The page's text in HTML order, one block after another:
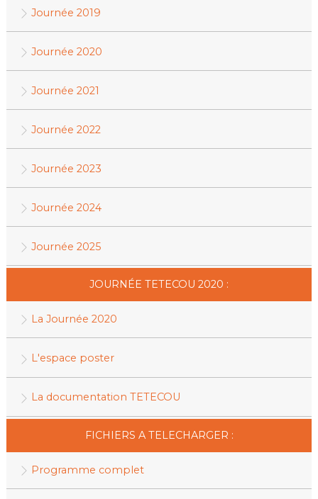
Journée 2019
Journée 2020
Journée 2021
Journée 2022
Journée 2023
Journée 2024
Journée 2025
JOURNÉE TETECOU 2020 :
La Journée 2020
L'espace poster
La documentation TETECOU
FICHIERS A TELECHARGER :
Programme complet